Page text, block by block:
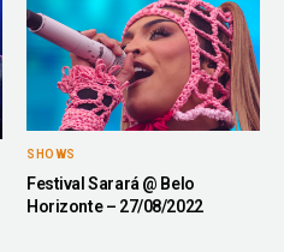
SHOWS
Festival Sarará @ Belo
Horizonte – 27/08/2022